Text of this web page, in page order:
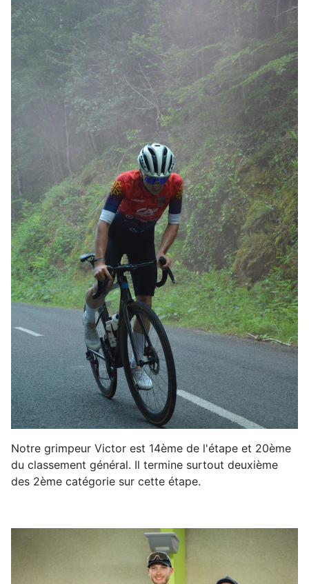
Notre grimpeur Victor est 14ème de l'étape et 20ème
du classement général. Il termine surtout deuxième
des 2ème catégorie sur cette étape.